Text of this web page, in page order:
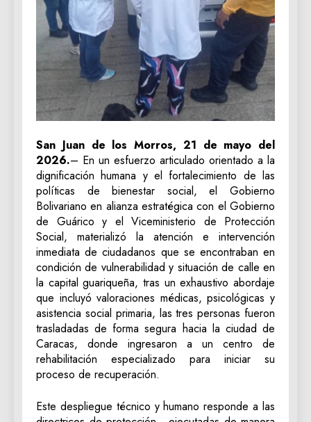
San Juan de los Morros, 21 de mayo del
2026.– En un esfuerzo articulado orientado a la
dignificación humana y el fortalecimiento de las
políticas de bienestar social, el Gobierno
Bolivariano en alianza estratégica con el Gobierno
de Guárico y el Viceministerio de Protección
Social, materializó la atención e intervención
inmediata de ciudadanos que se encontraban en
condición de vulnerabilidad y situación de calle en
la capital guariqueña, tras un exhaustivo abordaje
que incluyó valoraciones médicas, psicológicas y
asistencia social primaria, las tres personas fueron
trasladadas de forma segura hacia la ciudad de
Caracas, donde ingresaron a un centro de
rehabilitación especializado para iniciar su
proceso de recuperación.
‎Este despliegue técnico y humano responde a las